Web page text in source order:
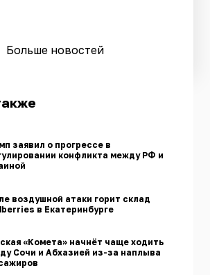
Больше новостей
заявил о прогрессе в
конфликта между РФ и
воздушной атаки горит склад
в Екатеринбурге
«Комета» начнёт чаще ходить
Сочи и Абхазией из-за наплыва